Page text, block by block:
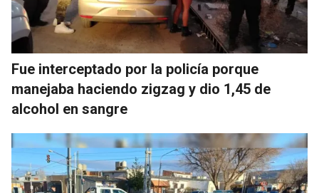
Fue interceptado por la policía porque
manejaba haciendo zigzag y dio 1,45 de
alcohol en sangre